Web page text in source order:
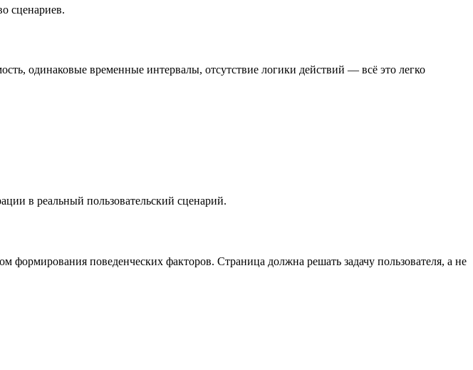
сценариев.
одинаковые временные интервалы, отсутствие логики действий — всё это легко
в реальный пользовательский сценарий.
поведенческих факторов. Страница должна решать задачу пользователя, а не